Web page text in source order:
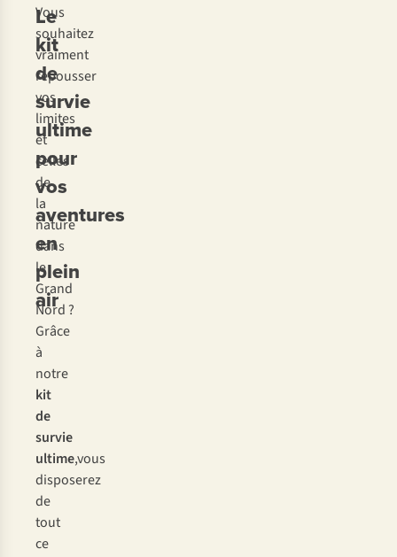
Le
kit
de
survie
ultime
pour
vos
aventures
en
plein
air
Vous
souhaitez
vraiment
repousser
vos
limites
et
celles
de
la
nature
dans
le
Grand
Nord ?
Grâce
à
notre
kit
de
survie
ultime,vous
disposerez
de
tout
ce